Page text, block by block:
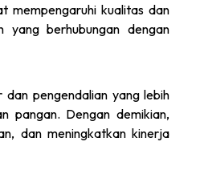
mempengaruhi kualitas dan
yang berhubungan dengan
pengendalian yang lebih
pangan. Dengan demikian,
dan meningkatkan kinerja